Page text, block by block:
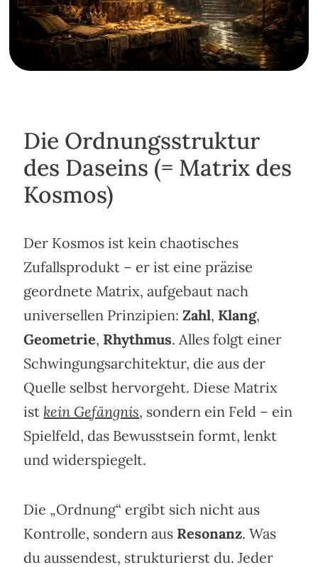
Die Ordnungsstruktur
des Daseins (= Matrix des
Kosmos)
Der Kosmos ist kein chaotisches
Zufallsprodukt – er ist eine präzise
geordnete Matrix, aufgebaut nach
universellen Prinzipien:Zahl, Klang,
Geometrie, Rhythmus. Alles folgt einer
Schwingungsarchitektur, die aus der
Quelle selbst hervorgeht. Diese Matrix
ist kein Gefängnis, sondern ein Feld – ein
Spielfeld, das Bewusstsein formt, lenkt
und widerspiegelt.
Die „Ordnung“ ergibt sich nicht aus
Kontrolle, sondern aus Resonanz. Was
du aussendest, strukturierst du. Jeder